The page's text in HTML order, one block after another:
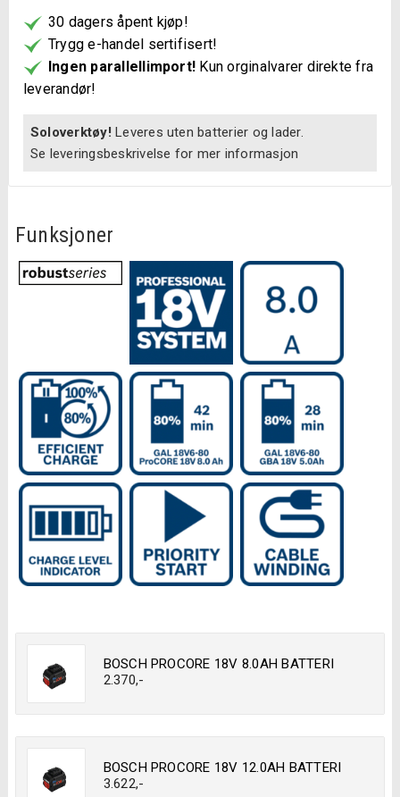
Professional
antall
30 dagers åpent kjøp!
Trygg e-handel sertifisert!
Ingen parallellimport! Kun orginalvarer direkte fra
leverandør!
Soloverktøy! Leveres uten batterier og lader.
Se leveringsbeskrivelse for mer informasjon
Funksjoner
BOSCH PROCORE 18V 8.0AH BATTERI
2.370,-
BOSCH PROCORE 18V 12.0AH BATTERI
3.622,-